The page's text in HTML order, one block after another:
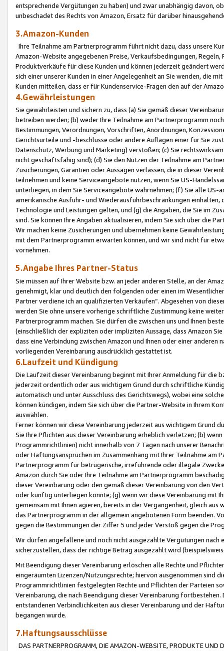
entsprechende Vergütungen zu haben) und zwar unabhängig davon,
unbeschadet des Rechts von Amazon, Ersatz für darüber
3.Amazon-Kunden
Ihre Teilnahme am Partnerprogramm führt nicht dazu, dass unsere
Amazon-Website angegebenen Preise, Verkaufsbedingungen,
Produktverkäufe für diese Kunden und können jederzeit geändert
sich einer unserer Kunden in einer Angelegenheit an Sie wenden, die
Kunden mitteilen, dass er für Kundenservice-Fragen den auf der
4.Gewährleistungen
Sie gewährleisten und sichern zu, dass (a) Sie gemäß dieser
betreiben werden; (b) weder Ihre Teilnahme am Partnerprogramm
Bestimmungen, Verordnungen, Vorschriften, Anordnungen,
Gerichtsurteile und -beschlüsse oder andere Auflagen einer für Sie
Datenschutz, Werbung und Marketing) verstoßen; (c) Sie
nicht geschäftsfähig sind); (d) Sie den Nutzen der Teilnahme am
Zusicherungen, Garantien oder Aussagen verlassen, die in dieser
teilnehmen und keine Serviceangebote nutzen, wenn Sie US-
unterliegen, in dem Sie Serviceangebote wahrnehmen; (f) Sie alle
amerikanische Ausfuhr- und Wiederausfuhrbeschränkungen
Technologie und Leistungen gelten, und (g) die Angaben, die Sie im
sind. Sie können Ihre Angaben aktualisieren, indem Sie sich über die
Wir machen keine Zusicherungen und übernehmen keine
mit dem Partnerprogramm erwarten können, und wir sind nicht für
vornehmen.
5.Angabe Ihres Partner-Status
Sie müssen auf Ihrer Website bzw. an jeder anderen Stelle, an der
genehmigt, klar und deutlich den folgenden oder einen im
Partner verdiene ich an qualifizierten Verkäufen“. Abgesehen von
werden Sie ohne unsere vorherige schriftliche Zustimmung keine
Partnerprogramm machen. Sie dürfen die zwischen uns und Ihnen
(einschließlich der expliziten oder impliziten Aussage, dass Amazon
dass eine Verbindung zwischen Amazon und Ihnen oder einer
vorliegenden Vereinbarung ausdrücklich gestattet ist.
6.Laufzeit und Kündigung
Die Laufzeit dieser Vereinbarung beginnt mit Ihrer Anmeldung für die
jederzeit ordentlich oder aus wichtigem Grund durch schriftliche
automatisch und unter Ausschluss des Gerichtswegs), wobei eine
können kündigen, indem Sie sich über die Partner-Website in Ihrem
auswählen.
Ferner können wir diese Vereinbarung jederzeit aus wichtigem Grund
Sie Ihre Pflichten aus dieser Vereinbarung erheblich verletzen; (b)
Programmrichtlinien) nicht innerhalb von 7 Tagen nach unserer
oder Haftungsansprüchen im Zusammenhang mit Ihrer Teilnahme am
Partnerprogramm für betrügerische, irreführende oder illegale
Amazon durch Sie oder Ihre Teilnahme am Partnerprogramm
dieser Vereinbarung oder den gemäß dieser Vereinbarung von den
oder künftig unterliegen könnte; (g) wenn wir diese Vereinbarung mit
gemeinsam mit Ihnen agieren, bereits in der Vergangenheit, gleich
das Partnerprogramm in der allgemein angebotenen Form beenden.
gegen die Bestimmungen der Ziffer 5 und jeder Verstoß gegen die
Wir dürfen angefallene und noch nicht ausgezahlte Vergütungen
sicherzustellen, dass der richtige Betrag ausgezahlt wird
Mit Beendigung dieser Vereinbarung erlöschen alle Rechte und
eingeräumten Lizenzen/Nutzungsrechte; hiervon ausgenommen sind
Programmrichtlinien festgelegten Rechte und Pflichten der Parteien
Vereinbarung, die nach Beendigung dieser Vereinbarung
entstandenen Verbindlichkeiten aus dieser Vereinbarung und der
begangen wurde.
7.Haftungsausschlüsse
DAS PARTNERPROGRAMM, DIE AMAZON-WEBSITE, PRODUKTE UND